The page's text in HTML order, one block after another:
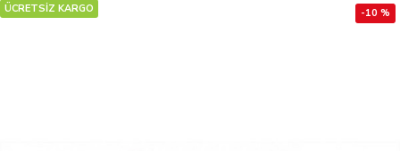
ÜCRETSİZ KARGO -10 %